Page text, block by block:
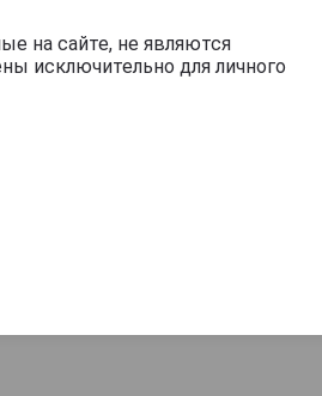
на сайте, не являются
исключительно для личного